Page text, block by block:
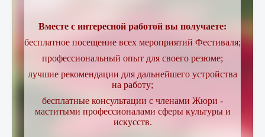
Вместе с интересной работой вы получаете:
бесплатное посещение всех мероприятий Фестиваля;
профессиональный опыт для своего резюме;
лучшие рекомендации для дальнейшего устройства
на работу;
бесплатные консультации с членами Жюри -
маститыми профессионалами сферы культуры и
искусств.